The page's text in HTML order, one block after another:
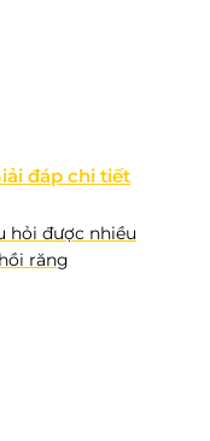
đáp chi tiết
hỏi được nhiều
răng